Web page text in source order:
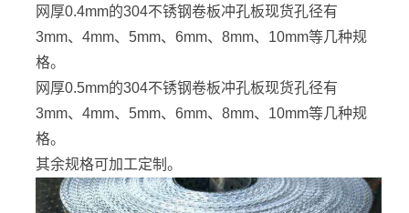
网厚0.4mm的304不锈钢卷板冲孔板现货孔径有
3mm、4mm、5mm、6mm、8mm、10mm等几种规
格。
网厚0.5mm的304不锈钢卷板冲孔板现货孔径有
3mm、4mm、5mm、6mm、8mm、10mm等几种规
格。
其余规格可加工定制。